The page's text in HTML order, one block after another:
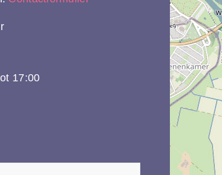
17:00